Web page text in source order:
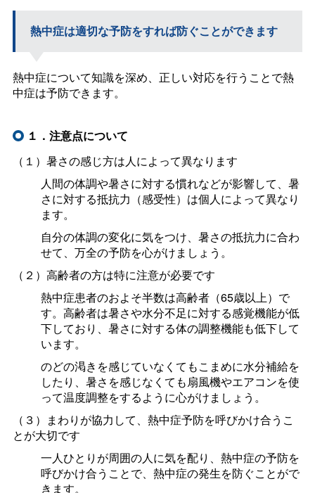
熱中症は適切な予防をすれば防ぐことができます
熱中症について知識を深め、正しい対応を行うことで熱
中症は予防できます。
１．注意点について
（１）暑さの感じ方は人によって異なります
人間の体調や暑さに対する慣れなどが影響して、暑
さに対する抵抗力（感受性）は個人によって異なり
ます。
自分の体調の変化に気をつけ、暑さの抵抗力に合わ
せて、万全の予防を心がけましょう。
（２）高齢者の方は特に注意が必要です
熱中症患者のおよそ半数は高齢者（65歳以上）で
す。高齢者は暑さや水分不足に対する感覚機能が低
下しており、暑さに対する体の調整機能も低下して
います。
のどの渇きを感じていなくてもこまめに水分補給を
したり、暑さを感じなくても扇風機やエアコンを使
って温度調整をするように心がけましょう。
（３）まわりが協力して、熱中症予防を呼びかけ合うこ
とが大切です
一人ひとりが周囲の人に気を配り、熱中症の予防を
呼びかけ合うことで、熱中症の発生を防ぐことがで
きます。